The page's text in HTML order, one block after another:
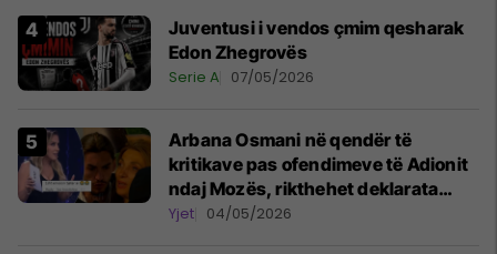
Juventusi i vendos çmim qesharak
Edon Zhegrovës
Serie A 07/05/2026
Arbana Osmani në qendër të
kritikave pas ofendimeve të Adionit
ndaj Mozës, rikthehet deklarata
‘Është emision tjetër ai’
Yjet 04/05/2026